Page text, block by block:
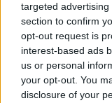
targeted
section to confirm
opt-out request is
interest-based ads
us or personal
your opt-out. You
disclosure of your
Πολιτισμός
Ωδή στον